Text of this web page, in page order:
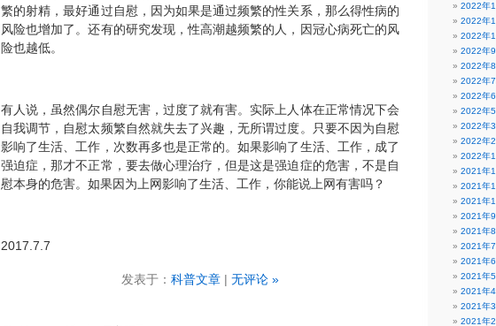
繁的射精，最好通过自慰，因为如果是通过频繁的性关系，那么得性病的
风险也增加了。还有的研究发现，性高潮越频繁的人，因冠心病死亡的风
险也越低。
有人说，虽然偶尔自慰无害，过度了就有害。实际上人体在正常情况下会
自我调节，自慰太频繁自然就失去了兴趣，无所谓过度。只要不因为自慰
影响了生活、工作，次数再多也是正常的。如果影响了生活、工作，成了
强迫症，那才不正常，要去做心理治疗，但是这是强迫症的危害，不是自
慰本身的危害。如果因为上网影响了生活、工作，你能说上网有害吗？
2017.7.7
发表于： 科普文章 | 无评论 »
2022年
2022年
2022年
2022年9
2022年8
2022年7
2022年6
2022年5
2022年3
2022年2
2022年1
2021年
2021年
2021年
2021年9
2021年8
2021年7
2021年6
2021年5
2021年4
2021年3
2021年2